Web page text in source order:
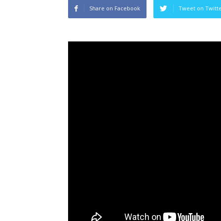
Share on Facebook Tweet on